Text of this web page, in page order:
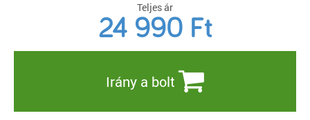
Teljes ár
24 990 Ft
Irány a bolt